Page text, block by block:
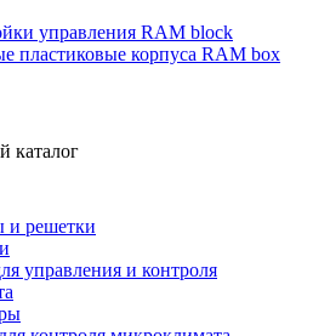
управления RAM block
пластиковые корпуса RAM box
каталог
и решетки
управления и контроля